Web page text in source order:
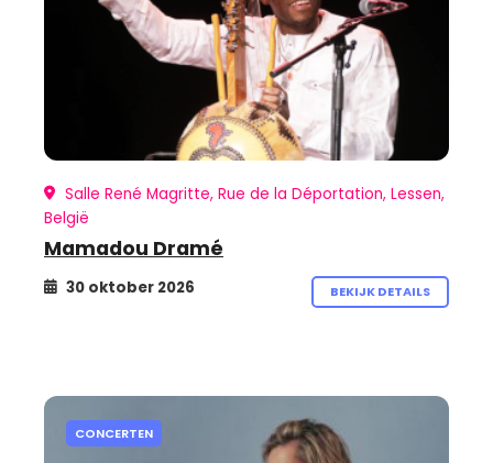
Salle René Magritte, Rue de la Déportation, Lessen,
België
Mamadou Dramé
30 oktober 2026 BEKIJK DETAILS
CONCERTEN